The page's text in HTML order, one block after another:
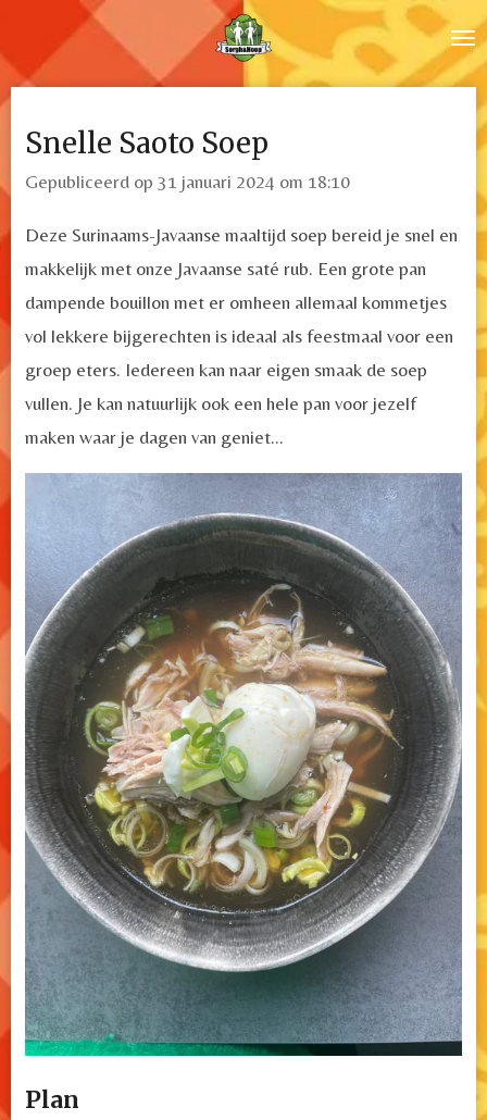
direct
naar
deSnelle Saoto Soep
Gepubliceerd op 31 januari 2024 om 18:10
Deze Surinaams-Javaanse maaltijd soep bereid je snel en
makkelijk met onze Javaanse saté rub. Een grote pan
dampende bouillon met er omheen allemaal kommetjes
vol lekkere bijgerechten is ideaal als feestmaal voor een
groep eters. Iedereen kan naar eigen smaak de soep
vullen. Je kan natuurlijk ook een hele pan voor jezelf
maken waar je dagen van geniet...
Plan